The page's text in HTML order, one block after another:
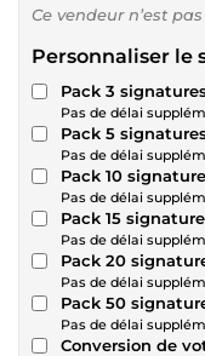
Ce vendeur n’est
Personnaliser le
Pack 3
Pas de délai
Pack 5
Pas de délai
Pack 10
Pas de délai
Pack 15
Pas de délai
Pack 20
Pas de délai
Pack 50
Pas de délai
Conversion de